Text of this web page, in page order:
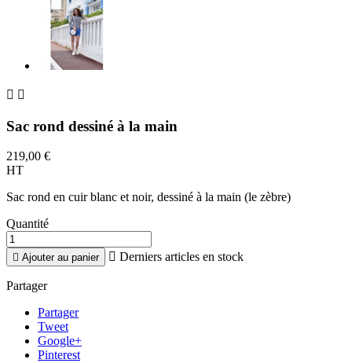
 
Sac rond dessiné à la main
219,00 €
HT
Sac rond en cuir blanc et noir, dessiné à la main (le zèbre)
Quantité
 Ajouter au panier  Derniers articles en stock
Partager
Partager
Tweet
Google+
Pinterest